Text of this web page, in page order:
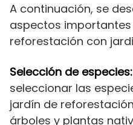
A continuación, se
aspectos
reforestación con
Selección de especies:
seleccionar las
jardín de
árboles y plantas